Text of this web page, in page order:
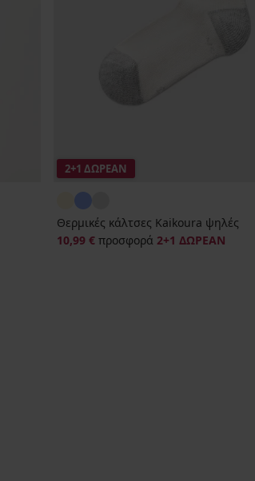
2+1 ΔΩΡΕΑΝ
Θερμικές κάλτσες Kaikoura ψηλές
10,99 € προσφορά 2+1 ΔΩΡΕΑΝ